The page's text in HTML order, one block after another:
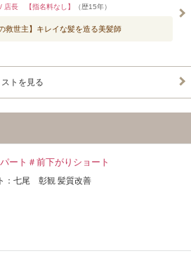
長 【指名料なし】
（歴15年）
救世主】キレイな髪を造る美髪師
トを見る
ート＃前下がりショート
：七尾 彰観 髪質改善